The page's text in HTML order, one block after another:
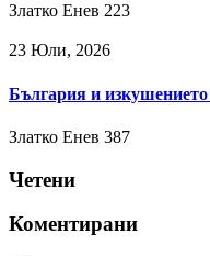
Златко Енев 223
23 Юли, 2026
България и
Златко Енев 387
Четени
Коментирани